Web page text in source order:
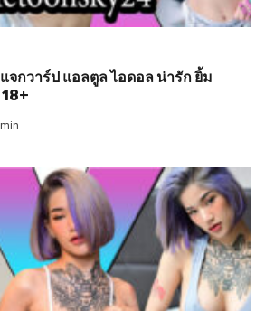
กวาร์ป แอลตูล ไอดอล น่ารัก ยิ้ม